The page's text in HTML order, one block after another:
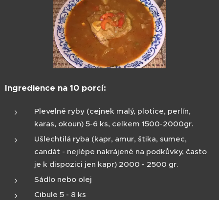
Ingredience na 10 porcí:
Plevelné ryby (cejnek malý, plotice, perlín,
karas, okoun) 5-6 ks, celkem 1500-2000gr.
Ušlechtilá ryba (kapr, amur, štika, sumec,
candát - nejlépe nakrájené na podkůvky, často
je k dispozici jen kapr) 2000 - 2500 gr.
Sádlo nebo olej
Cibule 5 - 8 ks